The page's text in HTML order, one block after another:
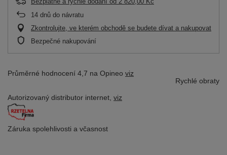
14 dnů do návratu
Zkontrolujte, ve kterém obchodě se budete dívat a nakupovat
Bezpečné nakupování
Průměrné hodnocení 4,7 na Opineo viz
Rychlé obraty
Autorizovaný distributor internet, viz
Záruka spolehlivosti a včasnost